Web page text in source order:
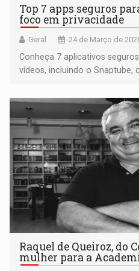
Top 7 apps seguros
foco em privacidade
Geral 24 de Março de
Conheça 7 aplicativos
vídeos, incluindo o
Raquel de Queiroz, do
mulher para a